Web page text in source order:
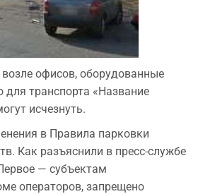
офисов, оборудованные
для транспорта «Название
исчезнуть.
в Правила парковки
Как разъяснили в пресс-службе
— субъектам
операторов, запрещено